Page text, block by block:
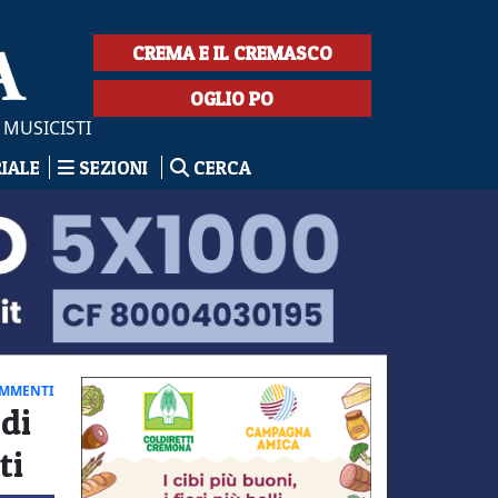
CREMA E IL CREMASCO
OGLIO PO
SEZIONI CERCA